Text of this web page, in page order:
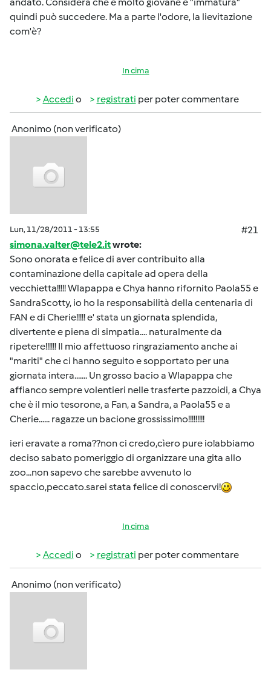
quindi può succedere. Ma a parte l'odore, la lievitazione
com'è?
In cima
Accedi o registrati per poter commentare
Anonimo (non verificato)
Lun, 11/28/2011 - 13:55
#21
simona.valter@tele2.itwrote:
Sono onorata e felice di aver contribuito alla
contaminazione della capitale ad opera della
vecchietta!!!!! Wlapappa e Chya hanno rifornito Paola55 e
SandraScotty, io ho la responsabilità della centenaria di
FAN e di Cherie!!!!! e' stata un giornata splendida,
divertente e piena di simpatia.... naturalmente da
ripetere!!!!!! Il mio affettuoso ringraziamento anche ai
"mariti" che ci hanno seguito e sopportato per una
giornata intera....... Un grosso bacio a Wlapappa che
affianco sempre volentieri nelle trasferte pazzoidi, a Chya
che è il mio tesorone, a Fan, a Sandra, a Paola55 e a
Cherie...... ragazze un bacione grossissimo!!!!!!!!!
ieri eravate a roma??non ci credo,cìero pure io!abbiamo
deciso sabato pomeriggio di organizzare una gita allo
zoo...non sapevo che sarebbe avvenuto lo
spaccio,peccato.sarei stata felice di conoscervi!
In cima
Accedi o registrati per poter commentare
Anonimo (non verificato)